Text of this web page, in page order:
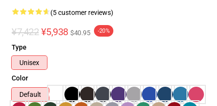
(5 customer reviews)
¥7,422 ¥5,938 $40.95 -20%
Type
Unisex
Color
Default